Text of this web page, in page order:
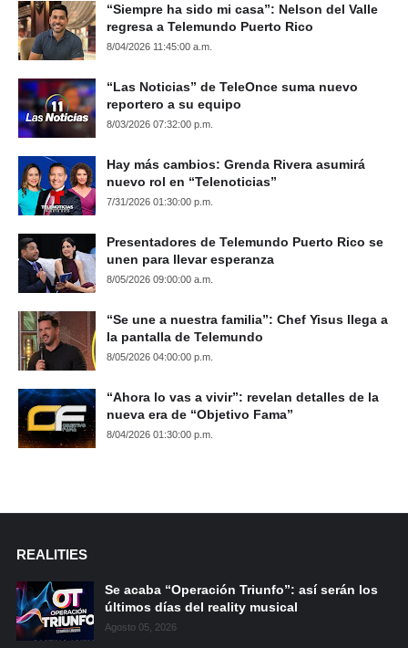
“Siempre ha sido mi casa”: Nelson del Valle
regresa a Telemundo Puerto Rico
8/04/2026 11:45:00 a.m.
“Las Noticias” de TeleOnce suma nuevo
reportero a su equipo
8/03/2026 07:32:00 p.m.
Hay más cambios: Grenda Rivera asumirá
nuevo rol en “Telenoticias”
7/31/2026 01:30:00 p.m.
Presentadores de Telemundo Puerto Rico se
unen para llevar esperanza
8/05/2026 09:00:00 a.m.
“Se une a nuestra familia”: Chef Yisus llega a
la pantalla de Telemundo
8/05/2026 04:00:00 p.m.
“Ahora lo vas a vivir”: revelan detalles de la
nueva era de “Objetivo Fama”
8/04/2026 01:30:00 p.m.
REALITIES
Se acaba “Operación Triunfo”: así serán los
últimos días del reality musical
Agosto 05, 2026